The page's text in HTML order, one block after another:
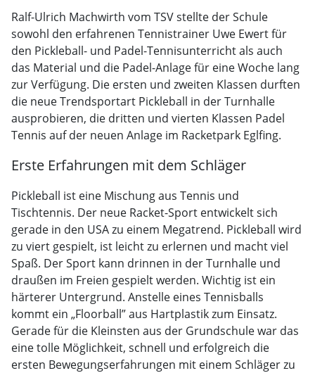
Ralf-Ulrich Machwirth vom TSV stellte der Schule
sowohl den erfahrenen Tennistrainer Uwe Ewert für
den Pickleball- und Padel-Tennisunterricht als auch
das Material und die Padel-Anlage für eine Woche lang
zur Verfügung. Die ersten und zweiten Klassen durften
die neue Trendsportart Pickleball in der Turnhalle
ausprobieren, die dritten und vierten Klassen Padel
Tennis auf der neuen Anlage im Racketpark Eglfing.
Erste Erfahrungen mit dem Schläger
Pickleball ist eine Mischung aus Tennis und
Tischtennis. Der neue Racket-Sport entwickelt sich
gerade in den USA zu einem Megatrend. Pickleball wird
zu viert gespielt, ist leicht zu erlernen und macht viel
Spaß. Der Sport kann drinnen in der Turnhalle und
draußen im Freien gespielt werden. Wichtig ist ein
härterer Untergrund. Anstelle eines Tennisballs
kommt ein „Floorball” aus Hartplastik zum Einsatz.
Gerade für die Kleinsten aus der Grundschule war das
eine tolle Möglichkeit, schnell und erfolgreich die
ersten Bewegungserfahrungen mit einem Schläger zu